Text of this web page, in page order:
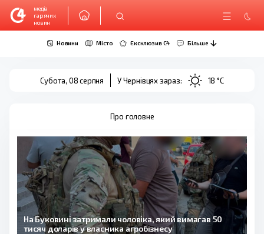
медіа
гарячих
новин
Новини Місто Ексклюзив C4 Більше
Субота, 08 серпня У Чернівцях зараз: 18 °C
Про головне
На Буковині затримали чоловіка, який вимагав 50
тисяч доларів у власника агробізнесу